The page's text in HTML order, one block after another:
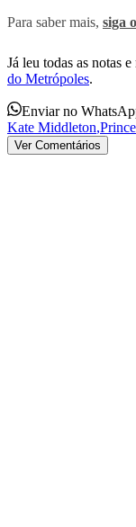
Para saber mais, siga
Já leu todas as notas
do Metrópoles.
Enviar no
Kate Middleton,
Ver Comentários